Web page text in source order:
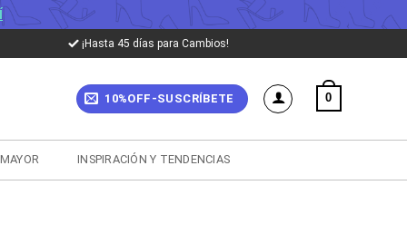
¡Hasta 45 días para Cambios!
10%OFF-SUSCRÍBETE 0
INSPIRACIÓN Y TENDENCIAS